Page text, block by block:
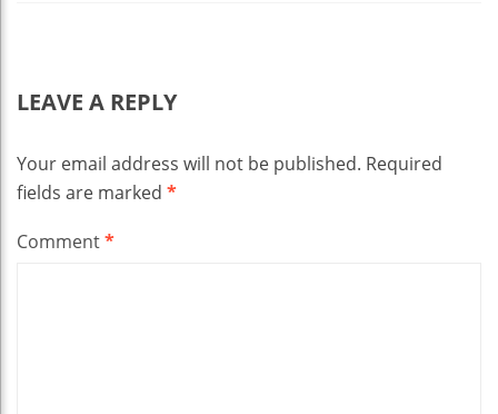
LEAVE A REPLY
Your email address will not be published. Required
fields are marked *
Comment*